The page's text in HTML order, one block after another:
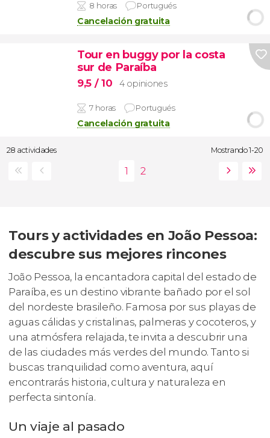
8 horas Portugués
Cancelación gratuita
Tour en buggy por la costa
sur de Paraíba
9,5 / 10 4 opiniones
7 horas Portugués
Cancelación gratuita
28 actividades Mostrando 1-20
Tours y actividades en João Pessoa:
descubre sus mejores rincones
João Pessoa, la encantadora capital del estado de
Paraíba, es un destino vibrante bañado por el sol
del nordeste brasileño. Famosa por sus playas de
aguas cálidas y cristalinas, palmeras y cocoteros, y
una atmósfera relajada, te invita a descubrir una
de las ciudades más verdes del mundo. Tanto si
buscas tranquilidad como aventura, aquí
encontrarás historia, cultura y naturaleza en
perfecta sintonía.
Un viaje al pasado